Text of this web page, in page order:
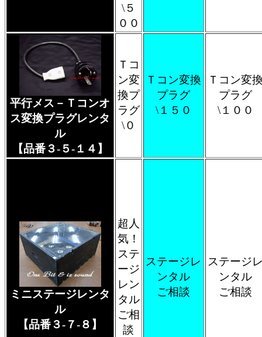
\５
００
平行メス－Ｔコンオ
ス変換プラグレンタ
ル
【品番３-５-１４】
Ｔコ
ン変
換プ
ラグ
\０
Ｔコン変換
プラグ
\１５０
Ｔコン変
プラグ
\１００
ミニステージレンタ
ル
【品番３-７-８】
超人
気！
ステ
ージ
レン
タル
ご相
談
ステージレ
ンタル
ご相談
ステージ
ンタル
ご相談